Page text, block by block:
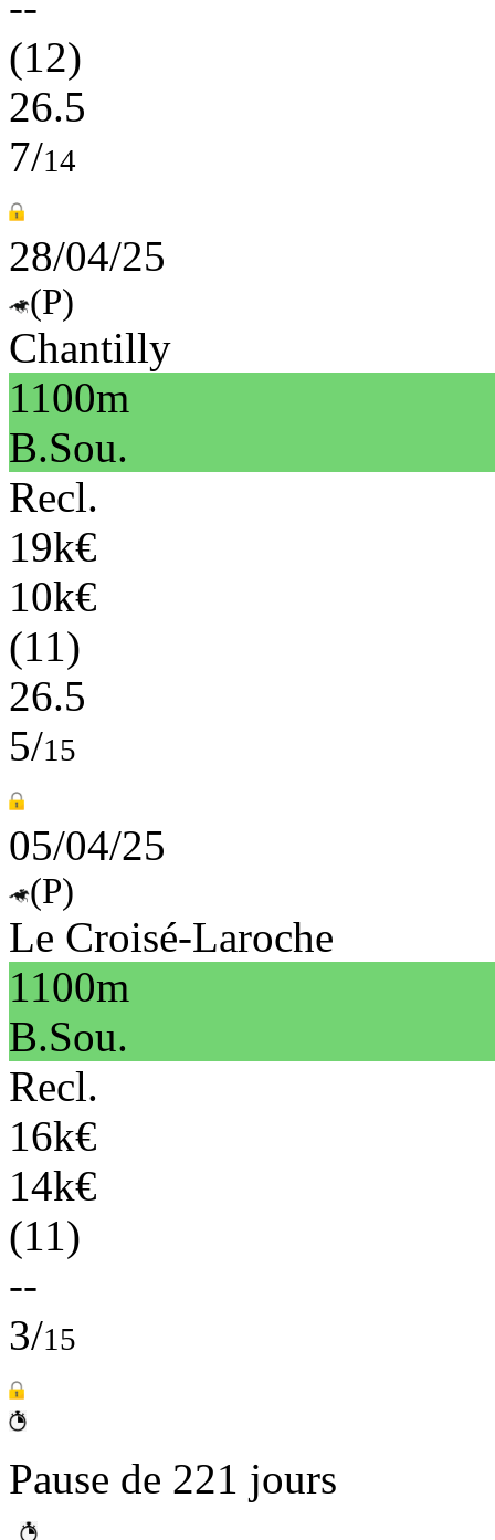
(12)
26.5
7/14
28/04/25
(P)
Chantilly
1100m
B.Sou.
Recl.
19k€
10k€
(11)
26.5
5/15
05/04/25
(P)
Le Croisé-Laroche
1100m
B.Sou.
Recl.
16k€
14k€
(11)
--
3/15
Pause de 221 jours